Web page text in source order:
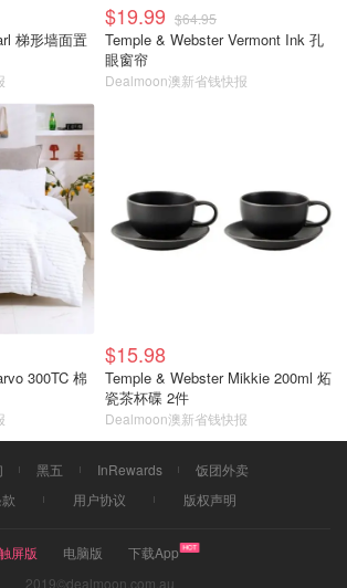
梯形墙面置
$19.99 $64.95
Temple & Webster Vermont Ink 孔
眼窗帘
Dealmoon澳新省钱快报
300TC 棉
$15.98
Temple & Webster Mikkie 200ml 炻
瓷茶杯碟 2件
Dealmoon澳新省钱快报
黑五 InRewards
饭团外卖
用户协议 版权声明
屏版 电脑版
下载App
2019©dealmoon.com.au